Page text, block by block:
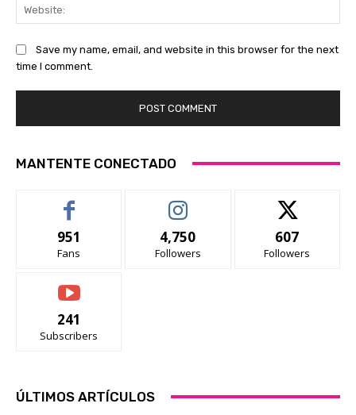
Save my name, email, and website in this browser for the next
time I comment.
MANTENTE CONECTADO
951
Fans
4,750
Followers
607
Followers
241
Subscribers
ÚLTIMOS ARTÍCULOS